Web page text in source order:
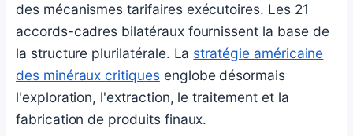
des mécanismes tarifaires exécutoires. Les 21
accords-cadres bilatéraux fournissent la base de
la structure plurilatérale. La stratégie américaine
des minéraux critiques englobe désormais
l'exploration, l'extraction, le traitement et la
fabrication de produits finaux.